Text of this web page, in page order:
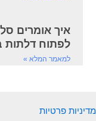
איך אומרים
לפתוח דלתות
למאמר המלא »
מדיניות פרטיות